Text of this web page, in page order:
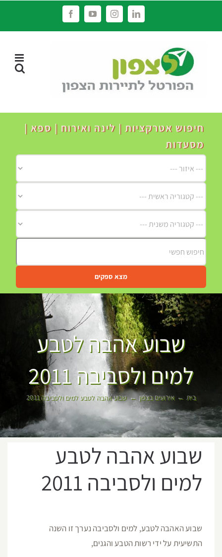
LinkedIn
Instagram
YouTube
Facebook
חיפוש אטרקציות | לינה ואירוח | ספא |
מסעדות
מצא ספקים
שבוע אהבה לטבע
למים ולסביבה 2011
בית אירועים בצפון שבוע אהבה לטבע למים ולסביבה 2011
שבוע אהבה לטבע
למים ולסביבה 2011
שבוע האהבה לטבע, למים ולסביבה נערך זו השנה
התשיעית על ידי רשות הטבע והגנים,